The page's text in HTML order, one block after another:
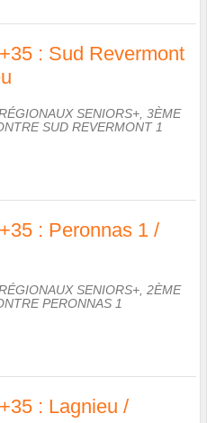
: Sud Revermont
SENIORS+, 3ÈME
SUD REVERMONT 1
: Peronnas 1 /
SENIORS+, 2ÈME
PERONNAS 1
: Lagnieu /